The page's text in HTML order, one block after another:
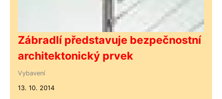
Zábradlí představuje bezpečnostní
architektonický prvek
Vybavení
13. 10. 2014